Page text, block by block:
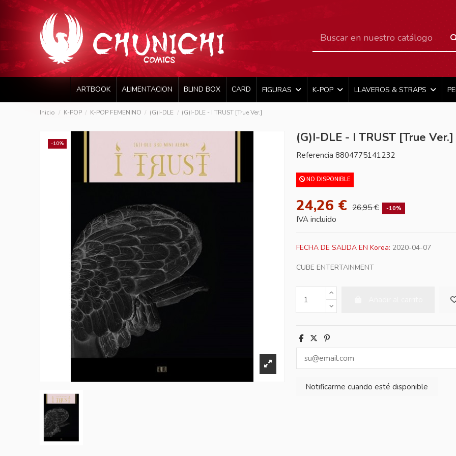
ARTBOOK ALIMENTACION BLIND BOX CARD FIGURAS K-POP LLAVEROS & STRAPS
Inicio K-POP K-POP FEMENINO (G)I-DLE (G)I-DLE - I TRUST [True Ver.]
-10% (G)I-DLE - I TRUST [True Ver.]
Referencia 8804775141232
NO DISPONIBLE
24,26 € 26,95 € -10%
IVA incluido
FECHA DE SALIDA EN Korea: 2020-04-07
CUBE ENTERTAINMENT